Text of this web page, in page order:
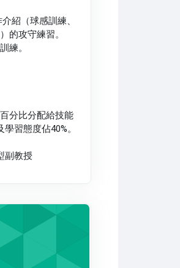
紹（球感訓練、
的攻守練習。
練。
分比分配給技能
習態度佔40%。
副教授